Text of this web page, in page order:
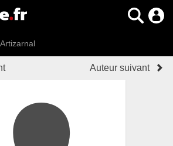
Artizarnal
Auteur suivant